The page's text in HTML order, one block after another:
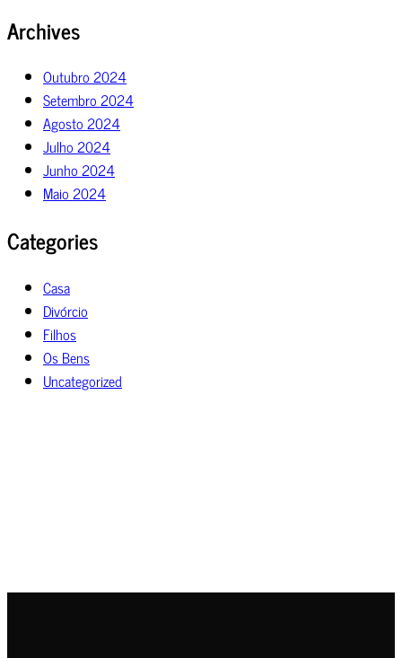
Archives
Outubro 2024
Setembro 2024
Agosto 2024
Julho 2024
Junho 2024
Maio 2024
Categories
Casa
Divórcio
Filhos
Os Bens
Uncategorized